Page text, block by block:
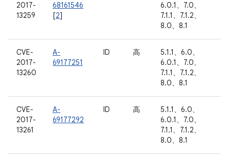
2017-
13259
68161546
[2]
6.0.1、7.0、
7.1.1、7.1.2、
8.0、8.1
CVE-
2017-
13260
A-
69177251
ID 高
5.1.1、6.0、
6.0.1、7.0、
7.1.1、7.1.2、
8.0、8.1
CVE-
2017-
13261
A-
69177292
ID 高
5.1.1、6.0、
6.0.1、7.0、
7.1.1、7.1.2、
8.0、8.1